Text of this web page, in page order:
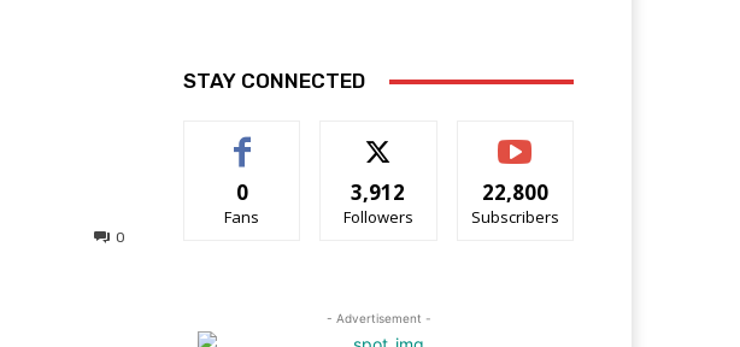
0
STAY CONNECTED
0
Fans
3,912
Followers
22,800
Subscribers
- Advertisement -